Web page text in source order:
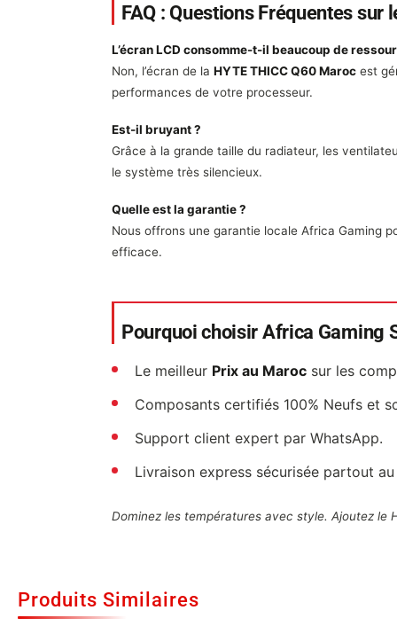
FAQ : Questions Fréquentes sur
L’écran LCD consomme-t-il beaucoup de
Non, l’écran de la HYTE THICC Q60 Maroc est
performances de votre processeur.
Est-il bruyant ?
Grâce à la grande taille du radiateur, les
le système très silencieux.
Quelle est la garantie ?
Nous offrons une garantie locale Africa Gaming
efficace.
Pourquoi choisir Africa Gaming
Le meilleur Prix au Maroc sur les
Composants certifiés 100% Neufs et
Support client expert par WhatsApp.
Livraison express sécurisée partout
Dominez les températures avec style. Ajoutez le
Produits Similaires